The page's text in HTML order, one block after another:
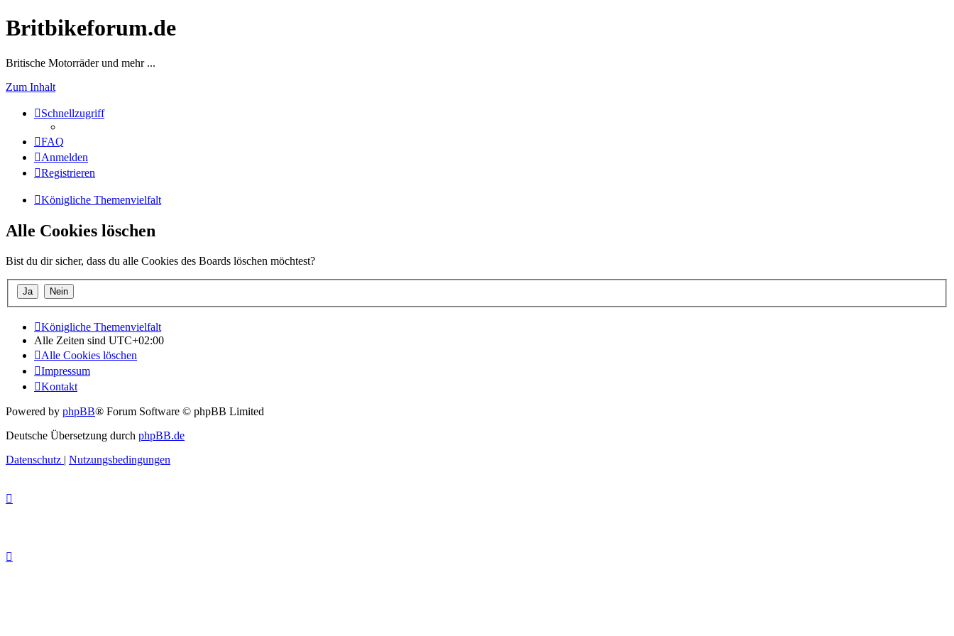
Britbikeforum.de
Britische Motorräder und mehr ...
Zum Inhalt
Schnellzugriff
FAQ
Anmelden
Registrieren
Königliche Themenvielfalt
Alle Cookies löschen
Bist du dir sicher, dass du alle Cookies des Boards löschen möchtest?
Königliche Themenvielfalt
Alle Zeiten sind UTC+02:00
Alle Cookies löschen
Impressum
Kontakt
Powered by phpBB® Forum Software © phpBB Limited
Deutsche Übersetzung durch phpBB.de
Datenschutz | Nutzungsbedingungen